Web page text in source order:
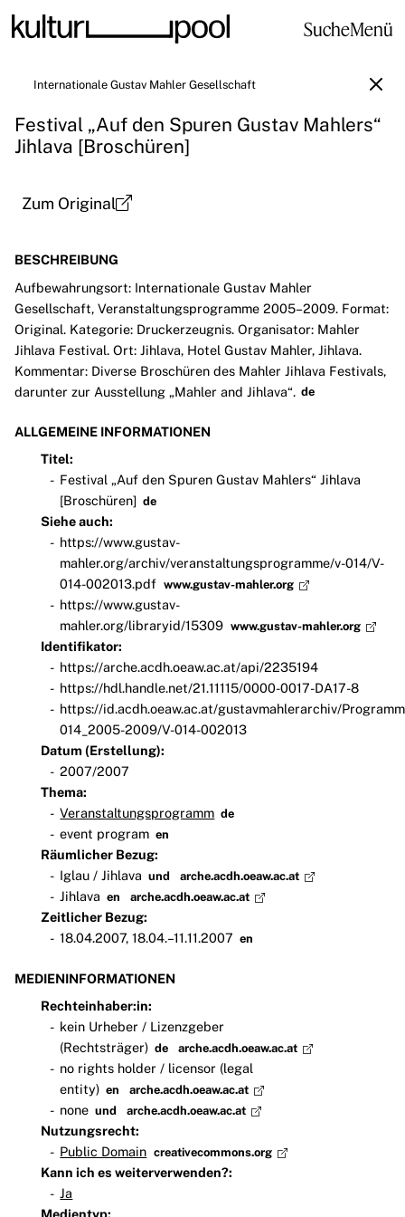
SucheMenü
Internationale Gustav Mahler Gesellschaft
Festival „Auf den Spuren Gustav Mahlers“
Jihlava [Broschüren]
Zum Original
BESCHREIBUNG
Aufbewahrungsort: Internationale Gustav Mahler
Gesellschaft, Veranstaltungsprogramme 2005–2009. Format:
Original. Kategorie: Druckerzeugnis. Organisator: Mahler
Jihlava Festival. Ort: Jihlava, Hotel Gustav Mahler, Jihlava.
Kommentar: Diverse Broschüren des Mahler Jihlava Festivals,
darunter zur Ausstellung „Mahler and Jihlava“. de
ALLGEMEINE INFORMATIONEN
Titel:
Festival „Auf den Spuren Gustav Mahlers“ Jihlava
[Broschüren] de
Siehe auch:
https://www.gustav-
mahler.org/archiv/veranstaltungsprogramme/v-014/V-
014-002013.pdf www.gustav-mahler.org
https://www.gustav-
mahler.org/libraryid/15309 www.gustav-mahler.org
Identifikator:
https://arche.acdh.oeaw.ac.at/api/2235194
https://hdl.handle.net/21.11115/0000-0017-DA17-8
https://id.acdh.oeaw.ac.at/gustavmahlerarchiv/
014_2005-2009/V-014-002013
Datum (Erstellung):
2007/2007
Thema:
Veranstaltungsprogramm de
event program en
Räumlicher Bezug:
Iglau / Jihlava und arche.acdh.oeaw.ac.at
Jihlava en arche.acdh.oeaw.ac.at
Zeitlicher Bezug:
18.04.2007, 18.04.–11.11.2007 en
MEDIENINFORMATIONEN
Rechteinhaber:in:
kein Urheber / Lizenzgeber
(Rechtsträger) de arche.acdh.oeaw.ac.at
no rights holder / licensor (legal
entity) en arche.acdh.oeaw.ac.at
none und arche.acdh.oeaw.ac.at
Nutzungsrecht:
Public Domain creativecommons.org
Kann ich es weiterverwenden?:
Ja